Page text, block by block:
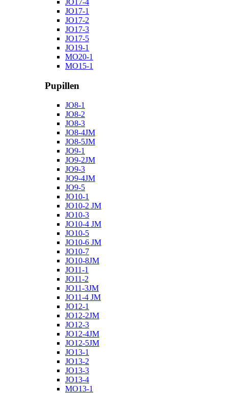
JO17-1
JO17-2
JO17-3
JO17-5
JO19-1
MO20-1
MO15-1
Pupillen
JO8-1
JO8-2
JO8-3
JO8-4JM
JO8-5JM
JO9-1
JO9-2JM
JO9-3
JO9-4JM
JO9-5
JO10-1
JO10-2 JM
JO10-3
JO10-4 JM
JO10-5
JO10-6 JM
JO10-7
JO10-8JM
JO11-1
JO11-2
JO11-3JM
JO11-4 JM
JO12-1
JO12-2JM
JO12-3
JO12-4JM
JO12-5JM
JO13-1
JO13-2
JO13-3
JO13-4
MO13-1